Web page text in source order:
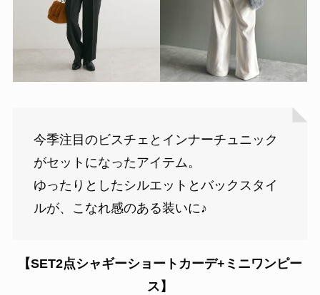
今季注目のビスチェとインナーチュニック
がセットになったアイテム。
ゆったりとしたシルエットとバックスタイ
ルが、こなれ感のある装いに♪
【SET2点シャギーショートカーデ+ミニワンピー
ス】